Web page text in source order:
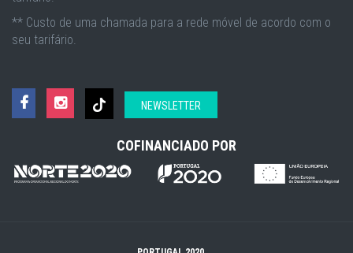
** Custo de uma chamada para a rede móvel de acordo com o
seu tarifário.
NEWSLETTER
COFINANCIADO POR